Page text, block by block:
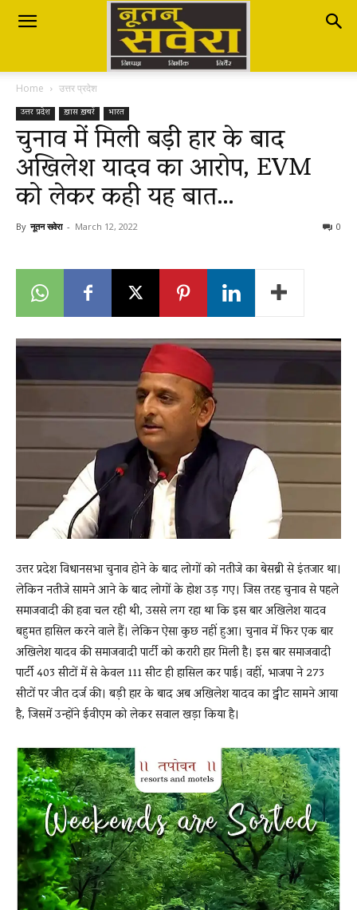
Nutan
Savera
नूतन
सवेरा
Breaking
News
LIVE
Home उत्तर प्रदेश
उत्तर प्रदेश ख़ास ख़बरें भारत
चुनाव में मिली बड़ी हार के बाद
अखिलेश यादव का आरोप, EVM
को लेकर कही यह बात…
By नूतन सवेरा - March 12, 2022 0
उत्तर प्रदेश विधानसभा चुनाव होने के बाद लोगों को नतीजे का बेसब्री से इंतजार था।
लेकिन नतीजे सामने आने के बाद लोगों के होश उड़ गए। जिस तरह चुनाव से पहले
समाजवादी की हवा चल रही थी, उससे लग रहा था कि इस बार अखिलेश यादव
बहुमत हासिल करने वाले हैं। लेकिन ऐसा कुछ नहीं हुआ। चुनाव में फिर एक बार
अखिलेश यादव की समाजवादी पार्टी को करारी हार मिली है। इस बार समाजवादी
पार्टी 403 सीटों में से केवल 111 सीट ही हासिल कर पाई। वहीं, भाजपा ने 273
सीटों पर जीत दर्ज की। बड़ी हार के बाद अब अखिलेश यादव का ट्वीट सामने आया
है, जिसमें उन्होंने ईवीएम को लेकर सवाल खड़ा किया है।